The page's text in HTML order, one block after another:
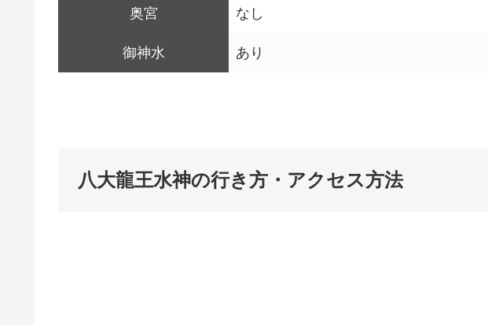
奥宮 なし
御神水 あり
八大龍王水神の行き方・アクセス方法